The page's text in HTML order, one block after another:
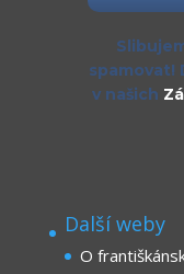
spamovat!
v našich
Další weby
O